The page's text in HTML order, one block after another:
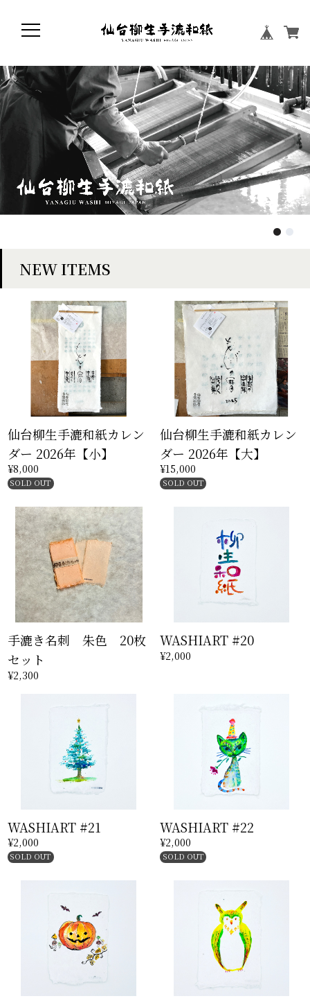
NEW ITEMS
仙台柳生手漉和紙カレン
ダー 2026年【小】
¥8,000
SOLD OUT
仙台柳生手漉和紙カレン
ダー 2026年【大】
¥15,000
SOLD OUT
手漉き名刺 朱色 20枚
セット
¥2,300
WASHIART #20
¥2,000
WASHIART #21
¥2,000
SOLD OUT
WASHIART #22
¥2,000
SOLD OUT